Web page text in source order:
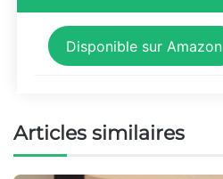
Disponible sur Amazon
Articles similaires